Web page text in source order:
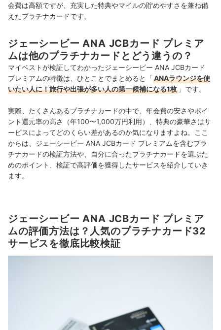
会費は高額ですが、充実した特典やマイルの貯めやすさを兼ね備
えたプラチナカードです。
ジェーシービー ANA JCBカード プレミア
ムは他のプラチナカードとどう違うの？
マイベストが検証してわかったジェーシービー ANA JCBカード
プレミアムの特徴は、ひとことでまとめると「ANAラウンジを使
いたい人に！旅行や出張が多い人の第一候補になる1枚 」です。
実際、たくさんあるプラチナカードの中で、年会費の安さやポイ
ント還元率の高さ（年100〜1,000万円利用）、特典の豪華さはサ
ービスによってどのくらい差があるのか気になりますよね。ここ
からは、ジェーシービー ANA JCBカード プレミアムを含むプラ
チナカードの検証方法や、自分に合ったプラチナカードを選ぶた
めのポイント、検証で高評価を獲得したサービスを紹介していき
ます。
ジェーシービー ANA JCBカード プレミア
ムの評価方法は？人気のプラチナカード32
サービスを徹底比較検証